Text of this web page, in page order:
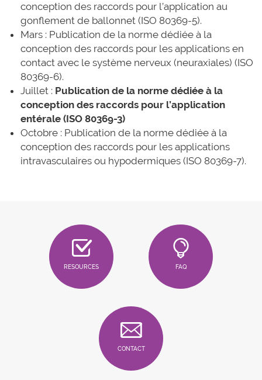
conception des raccords pour l’application au
gonflement de ballonnet (ISO 80369-5).
Mars : Publication de la norme dédiée à la
conception des raccords pour les applications en
contact avec le système nerveux (neuraxiales) (ISO
80369-6).
Juillet : Publication de la norme dédiée à la
conception des raccords pour l’application
entérale (ISO 80369-3)
Octobre : Publication de la norme dédiée à la
conception des raccords pour les applications
intravasculaires ou hypodermiques (ISO 80369-7).
RESOURCES FAQ
CONTACT